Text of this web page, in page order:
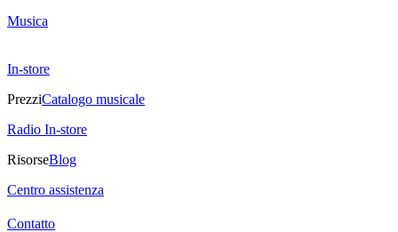
Musica
In-store
PrezziCatalogo musicale
Radio In-store
RisorseBlog
Centro assistenza
Contatto